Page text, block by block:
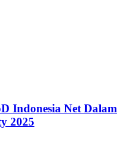
Indonesia Net Dalam
2025